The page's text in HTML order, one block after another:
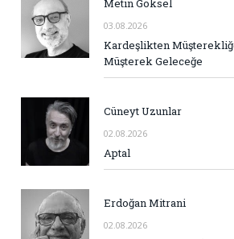
Metin Göksel
03.08.2026
Kardeşlikten
Müşterek Geleceğe
Cüneyt Uzunlar
02.08.2026
Aptal
Erdoğan Mitrani
02.08.2026